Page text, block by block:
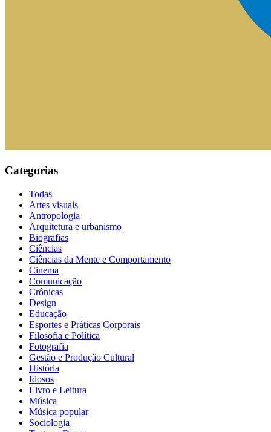
Categorias
Todas
Artes visuais
Antropologia
Arquitetura e urbanismo
Biografias
Ciências
Ciências da Mente e Comportamento
Cinema
Comunicação
Crônicas
Design
Educação
Esportes e Práticas Corporais
Filosofia e Política
Fotografia
Gestão e Produção Cultural
História
Idosos
Livro e Leitura
Música
Música popular
Sociologia